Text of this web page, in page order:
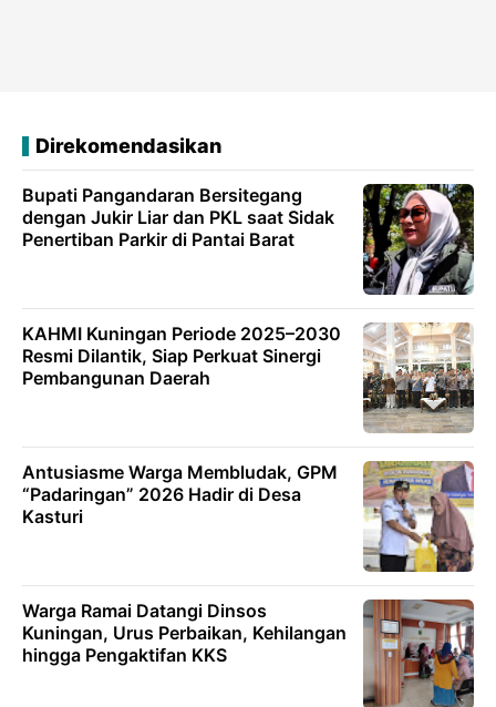
Direkomendasikan
Bupati Pangandaran Bersitegang
dengan Jukir Liar dan PKL saat Sidak
Penertiban Parkir di Pantai Barat
KAHMI Kuningan Periode 2025–2030
Resmi Dilantik, Siap Perkuat Sinergi
Pembangunan Daerah
Antusiasme Warga Membludak, GPM
“Padaringan” 2026 Hadir di Desa
Kasturi
Warga Ramai Datangi Dinsos
Kuningan, Urus Perbaikan, Kehilangan
hingga Pengaktifan KKS